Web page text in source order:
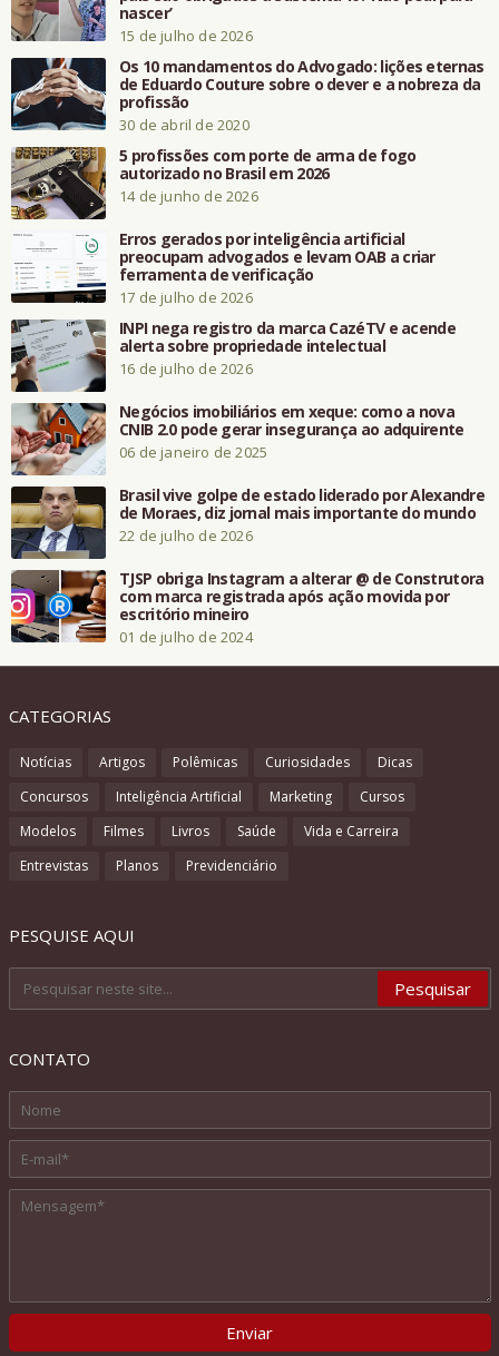
nascer’
15 de julho de 2026
Os 10 mandamentos do Advogado: lições eternas
de Eduardo Couture sobre o dever e a nobreza da
profissão
30 de abril de 2020
5 profissões com porte de arma de fogo
autorizado no Brasil em 2026
14 de junho de 2026
Erros gerados por inteligência artificial
preocupam advogados e levam OAB a criar
ferramenta de verificação
17 de julho de 2026
INPI nega registro da marca CazéTV e acende
alerta sobre propriedade intelectual
16 de julho de 2026
Negócios imobiliários em xeque: como a nova
CNIB 2.0 pode gerar insegurança ao adquirente
06 de janeiro de 2025
Brasil vive golpe de estado liderado por Alexandre
de Moraes, diz jornal mais importante do mundo
22 de julho de 2026
TJSP obriga Instagram a alterar @ de Construtora
com marca registrada após ação movida por
escritório mineiro
01 de julho de 2024
CATEGORIAS
Notícias Artigos Polêmicas Curiosidades
Dicas
Concursos
Inteligência Artificial Marketing
Cursos
Modelos
Filmes Livros Saúde
Vida e Carreira
Entrevistas
Planos Previdenciário
PESQUISE AQUI
CONTATO